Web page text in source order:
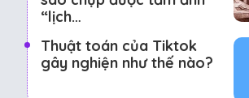
“lịch…
Thuật toán của Tiktok
gây nghiện như thế nào?